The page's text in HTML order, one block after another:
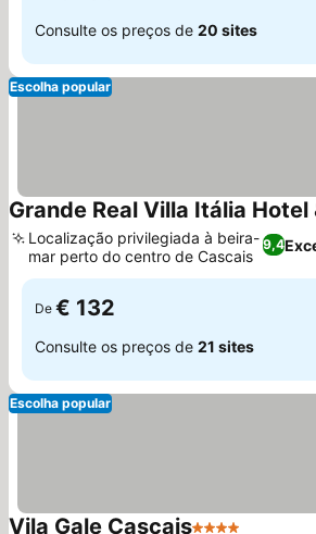
Consulte os preços de 20 sites
Escolha popular
Grande Real Villa Itália Hotel
9,4
Localização privilegiada à beira-
mar perto do centro de Cascais
De € 132
Consulte os preços de 21 sites
Escolha popular
Vila Gale Cascais